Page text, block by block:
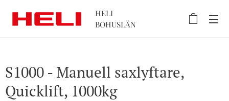
HELI
BOHUSLÄN
S1000 - Manuell saxlyftare,
Quicklift, 1000kg